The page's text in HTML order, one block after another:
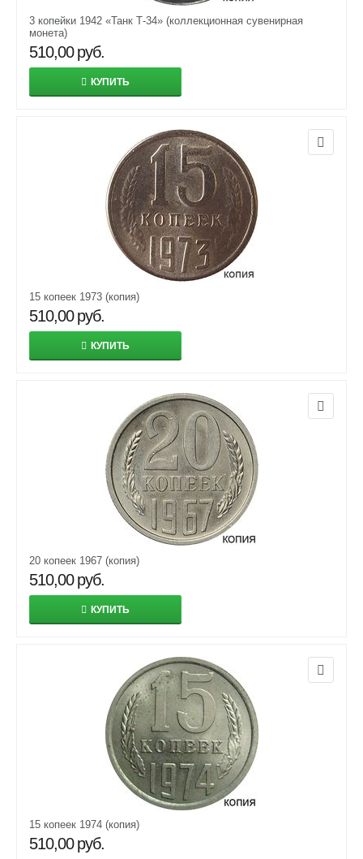
3 копейки 1942 «Танк Т-34» (коллекционная сувенирная
монета)
510,00 руб.
КУПИТЬ
15 копеек 1973 (копия)
510,00 руб.
КУПИТЬ
20 копеек 1967 (копия)
510,00 руб.
КУПИТЬ
15 копеек 1974 (копия)
510,00 руб.